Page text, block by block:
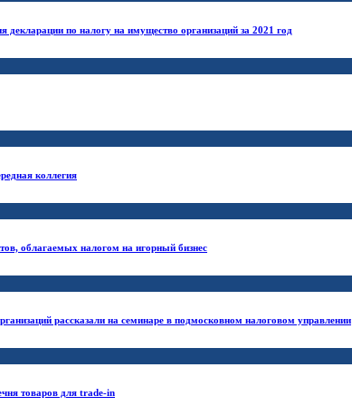
декларации по налогу на имущество организаций за 2021 год
коллегия
облагаемых налогом на игорный бизнес
рассказали на семинаре в подмосковном налоговом управлении
товаров для trade-in